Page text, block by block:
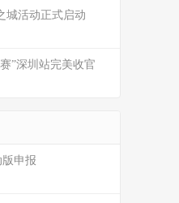
城活动正式启动
”深圳站完美收官
申报